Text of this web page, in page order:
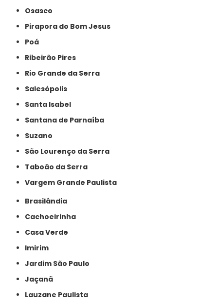
Osasco
Pirapora do Bom Jesus
Poá
Ribeirão Pires
Rio Grande da Serra
Salesópolis
Santa Isabel
Santana de Parnaíba
Suzano
São Lourenço da Serra
Taboão da Serra
Vargem Grande Paulista
Brasilândia
Cachoeirinha
Casa Verde
Imirim
Jardim São Paulo
Jaçanã
Lauzane Paulista